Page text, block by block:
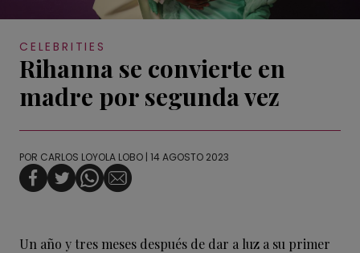
CELEBRITIES
Rihanna se convierte en
madre por segunda vez
POR CARLOS LOYOLA LOBO | 14 AGOSTO 2023
Un año y tres meses después de dar a luz a su primer